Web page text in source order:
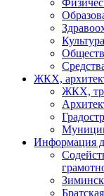
Культура
ЖКХ,
ЖКХ,
Информация